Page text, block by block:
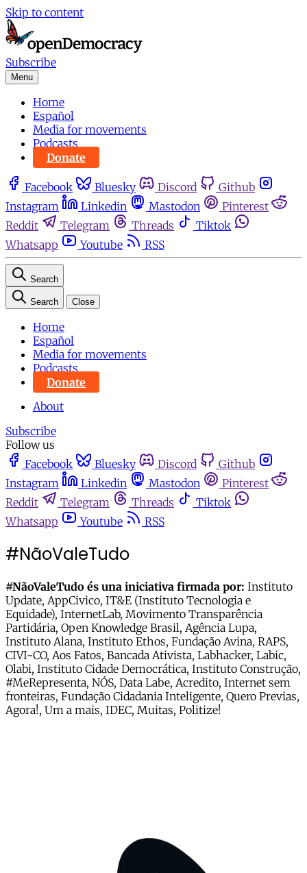
Skip to content
Subscribe
Menu
Home
Español
Media for movements
Podcasts
Donate
Facebook Bluesky Discord
Github
Instagram
Linkedin Mastodon
Pinterest
Reddit
Telegram Threads
Tiktok
Whatsapp
Youtube RSS
Search
Search Close
Home
Español
Media for movements
Podcasts
Donate
About
Subscribe
Follow us
Facebook
Bluesky Discord
Github
Instagram
Linkedin Mastodon
Pinterest
Reddit
Telegram Threads
Tiktok
Whatsapp
Youtube RSS
#NãoValeTudo
#NãoValeTudo és una iniciativa firmada por: Instituto
Update, AppCivico, IT&E (Instituto Tecnologia e
Equidade), InternetLab, Movimento Transparência
Partidária, Open Knowledge Brasil, Agência Lupa,
Instituto Alana, Instituto Ethos, Fundação Avina, RAPS,
CIVI-CO, Aos Fatos, Bancada Ativista, Labhacker, Labic,
Olabi, Instituto Cidade Democrática, Instituto Construção,
#MeRepresenta, NÓS, Data Labe, Acredito, Internet sem
fronteiras, Fundação Cidadania Inteligente, Quero Previas,
Agora!, Um a mais, IDEC, Muitas, Politize!